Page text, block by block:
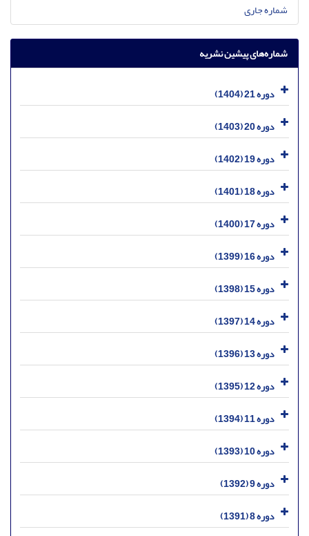
شماره جاری
شماره‌های پیشین نشریه
دوره 21 (1404)
دوره 20 (1403)
دوره 19 (1402)
دوره 18 (1401)
دوره 17 (1400)
دوره 16 (1399)
دوره 15 (1398)
دوره 14 (1397)
دوره 13 (1396)
دوره 12 (1395)
دوره 11 (1394)
دوره 10 (1393)
دوره 9 (1392)
دوره 8 (1391)